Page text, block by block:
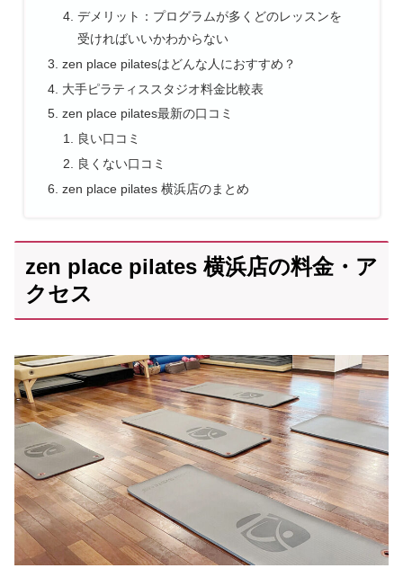
デメリット：プログラムが多くどのレッスンを
受ければいいかわからない
zen place pilatesはどんな人におすすめ？
大手ピラティススタジオ料金比較表
zen place pilates最新の口コミ
良い口コミ
良くない口コミ
zen place pilates 横浜店のまとめ
zen place pilates 横浜店の料金・ア
クセス